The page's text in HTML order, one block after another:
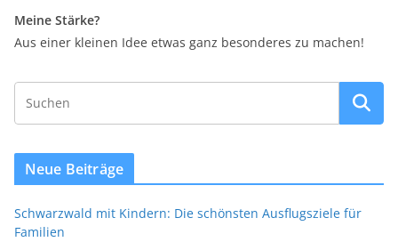
Meine Stärke?
Aus einer kleinen Idee etwas ganz besonderes zu machen!
Neue Beiträge
Schwarzwald mit Kindern: Die schönsten Ausflugsziele für
Familien